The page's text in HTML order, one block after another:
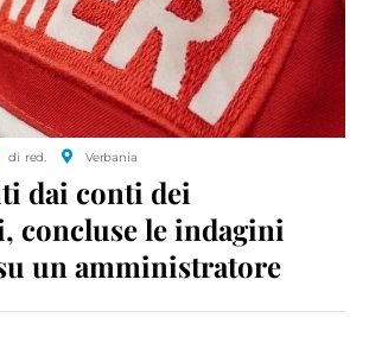
di red. Verbania
dai conti dei
concluse le indagini
un amministratore